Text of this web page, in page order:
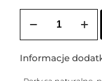
Choker
naturalnych
Informacje